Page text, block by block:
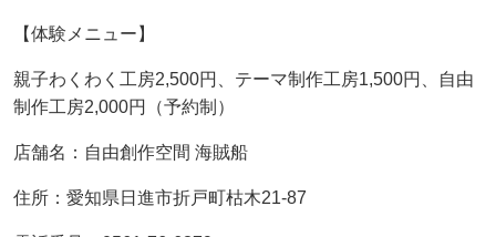
【体験メニュー】
親子わくわく工房2,500円、テーマ制作工房1,500円、自由
制作工房2,000円（予約制）
店舗名：自由創作空間 海賊船
住所：愛知県日進市折戸町枯木21-87